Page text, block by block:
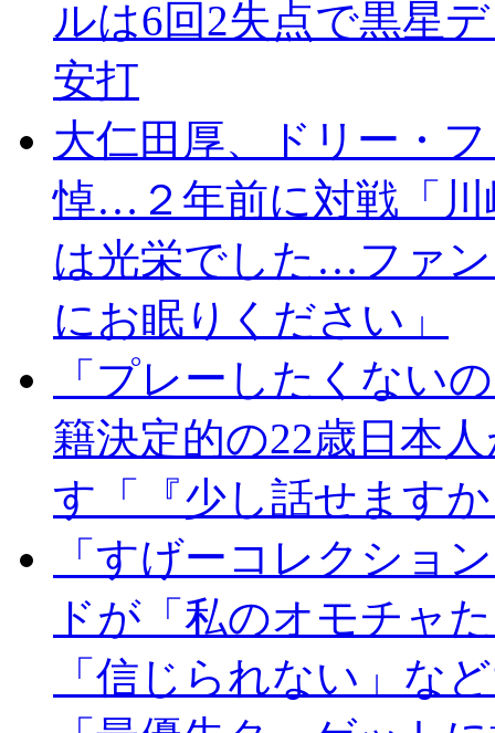
ルは6回2失点で黒星
安打
大仁田厚、ドリー・
悼…２年前に対戦「
は光栄でした…ファ
にお眠りください」
「プレーしたくない
籍決定的の22歳日本
す「『少し話せます
「すげーコレクショ
ドが「私のオモチャ
「信じられない」な